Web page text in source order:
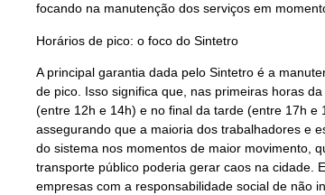
focando na manutenção dos serviços em
Horários de pico: o foco do Sintetro
A principal garantia dada pelo Sintetro é a
de pico. Isso significa que, nas primeiras horas
(entre 12h e 14h) e no final da tarde (entre 17h
assegurando que a maioria dos trabalhadores e
do sistema nos momentos de maior movimento,
transporte público poderia gerar caos na cidade.
empresas com a responsabilidade social de não